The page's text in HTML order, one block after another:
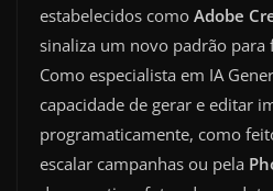
estabelecidos como Adobe
sinaliza um novo padrão para
Como especialista em IA
capacidade de gerar e editar
programaticamente, como
escalar campanhas ou pela